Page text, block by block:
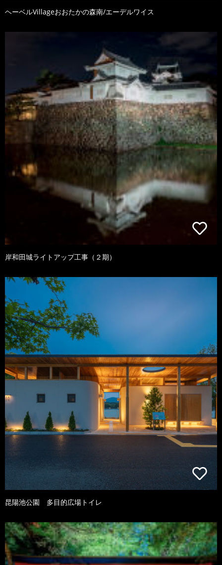
ヘーベルVillageおおたかの森南/エーデルワイス
岸和田城ライトアップ工事（２期）
昆陽池公園 多目的広場トイレ